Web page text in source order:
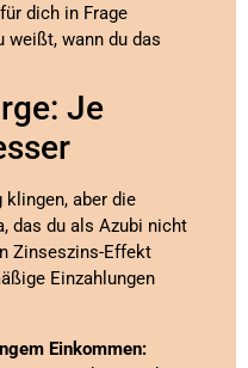
dich in Frage
weißt, wann du das
Je
aber die
das du als Azubi nicht
Zinseszins-Effekt
Einzahlungen
Einkommen: